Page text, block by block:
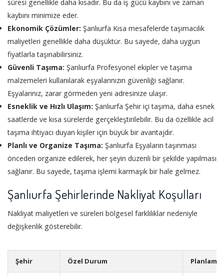
süresi genellikle daha kısadır. Bu da iş gücü kaybını ve zaman
kaybını minimize eder.
Ekonomik Çözümler: Şanlıurfa Kısa mesafelerde taşımacılık
maliyetleri genellikle daha düşüktür. Bu sayede, daha uygun
fiyatlarla taşınabilirsiniz.
Güvenli Taşıma: Şanlıurfa Profesyonel ekipler ve taşıma
malzemeleri kullanılarak eşyalarınızın güvenliği sağlanır.
Eşyalarınız, zarar görmeden yeni adresinize ulaşır.
Esneklik ve Hızlı Ulaşım: Şanlıurfa Şehir içi taşıma, daha esnek
saatlerde ve kısa sürelerde gerçekleştirilebilir. Bu da özellikle acil
taşıma ihtiyacı duyan kişiler için büyük bir avantajdır.
Planlı ve Organize Taşıma: Şanlıurfa Eşyaların taşınması
önceden organize edilerek, her şeyin düzenli bir şekilde yapılması
sağlanır. Bu sayede, taşıma işlemi karmaşık bir hale gelmez.
Şanlıurfa Şehirlerinde Nakliyat Koşulları
Nakliyat maliyetleri ve süreleri bölgesel farklılıklar nedeniyle
değişkenlik gösterebilir.
Şehir Özel Durum Planlama